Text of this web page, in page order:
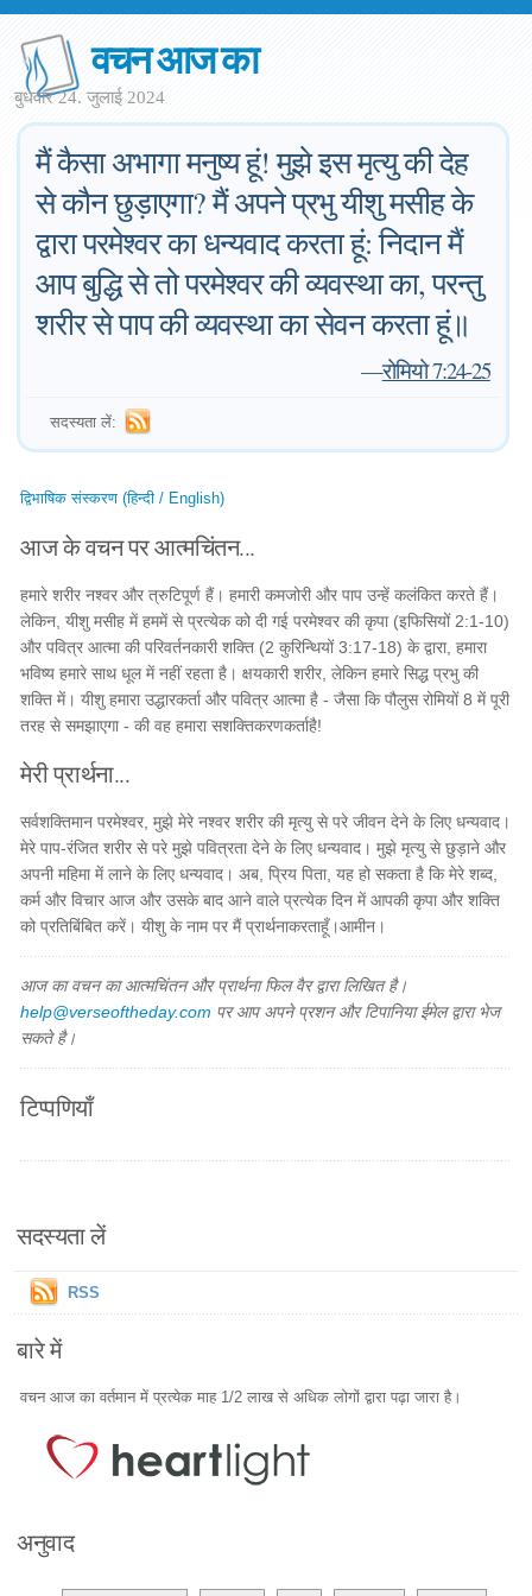
वचन आज का
बुधवार 24. जुलाई 2024
मैं कैसा अभागा मनुष्य हूं! मुझे इस मृत्यु की देह
से कौन छुड़ाएगा? मैं अपने प्रभु यीशु मसीह के
द्वारा परमेश्वर का धन्यवाद करता हूं: निदान मैं
आप बुद्धि से तो परमेश्वर की व्यवस्था का, परन्तु
शरीर से पाप की व्यवस्था का सेवन करता हूं॥
—रोमियो 7:24-25
सदस्यता लें:
द्विभाषिक संस्करण (हिन्दी / English)
आज के वचन पर आत्मचिंतन...
हमारे शरीर नश्वर और त्रुटिपूर्ण हैं। हमारी कमजोरी और पाप उन्हें कलंकित करते हैं।
लेकिन, यीशु मसीह में हममें से प्रत्येक को दी गई परमेश्वर की कृपा (इफिसियों 2:1-10)
और पवित्र आत्मा की परिवर्तनकारी शक्ति (2 कुरिन्थियों 3:17-18) के द्वारा, हमारा
भविष्य हमारे साथ धूल में नहीं रहता है। क्षयकारी शरीर, लेकिन हमारे सिद्ध प्रभु की
शक्ति में। यीशु हमारा उद्धारकर्ता और पवित्र आत्मा है - जैसा कि पौलुस रोमियों 8 में पूरी
तरह से समझाएगा - की वह हमारा सशक्तिकरणकर्ताहै!
मेरी प्रार्थना...
सर्वशक्तिमान परमेश्वर, मुझे मेरे नश्वर शरीर की मृत्यु से परे जीवन देने के लिए धन्यवाद।
मेरे पाप-रंजित शरीर से परे मुझे पवित्रता देने के लिए धन्यवाद। मुझे मृत्यु से छुड़ाने और
अपनी महिमा में लाने के लिए धन्यवाद। अब, प्रिय पिता, यह हो सकता है कि मेरे शब्द,
कर्म और विचार आज और उसके बाद आने वाले प्रत्येक दिन में आपकी कृपा और शक्ति
को प्रतिबिंबित करें। यीशु के नाम पर मैं प्रार्थनाकरताहूँ।आमीन।
आज का वचन का आत्मचिंतन और प्रार्थना फिल वैर द्वारा लिखित है।
help@verseoftheday.com पर आप अपने प्रशन और टिपानिया ईमेल द्वारा भेज
सकते है।
टिप्पणियाँ
सदस्यता लें
RSS
बारे में
वचन आज का वर्तमान में प्रत्येक माह 1/2 लाख से अधिक लोगों द्वारा पढ़ा जारा है।
अनुवाद